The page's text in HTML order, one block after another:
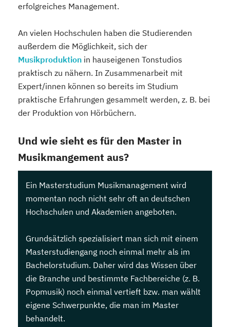
erfolgreiches Management.
An vielen Hochschulen haben die Studierenden
außerdem die Möglichkeit, sich der
Musikproduktion in hauseigenen Tonstudios
praktisch zu nähern. In Zusammenarbeit mit
Expert/innen können so bereits im Studium
praktische Erfahrungen gesammelt werden, z. B. bei
der Produktion von Hörbüchern.
Und wie sieht es für den Master in
Musikmangement aus?
Ein Masterstudium Musikmanagement wird
momentan noch nicht sehr oft an deutschen
Hochschulen und Akademien angeboten.
Grundsätzlich spezialisiert man sich mit einem
Masterstudiengang noch einmal mehr als im
Bachelorstudium. Daher wird das Wissen über
die Branche und bestimmte Fachbereiche (z. B.
Popmusik) noch einmal vertieft bzw. man wählt
eigene Schwerpunkte, die man im Master
behandelt.